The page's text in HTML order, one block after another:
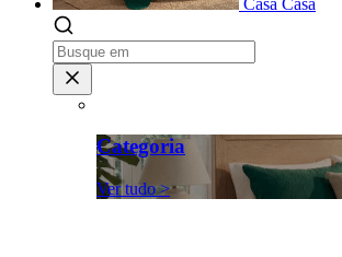
Categoria
Ver tudo >